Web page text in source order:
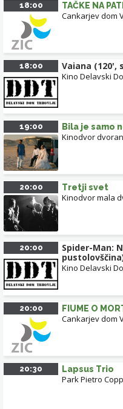
18:00 TAČKE NA
Cankarjev dom
18:00 Vaiana (120',
Kino Delavski
19:00 Bila je samo
Kinodvor
20:00 Tretji svet
Kinodvor mala
20:00
Spider-Man:
Kino Delavski
20:00 FIUME O
Cankarjev dom
20:30 Lapsus Trio
Park Pietro